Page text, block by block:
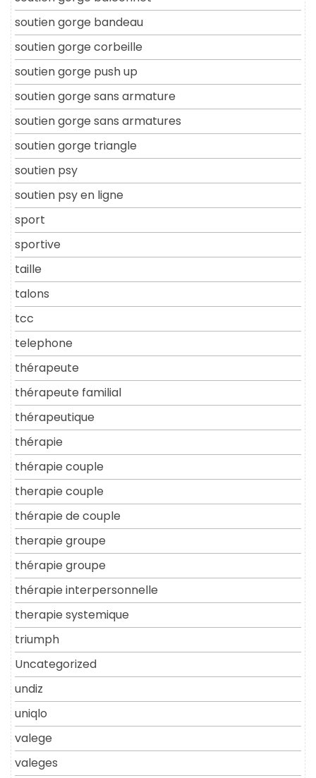
soutien gorge bandeau
soutien gorge corbeille
soutien gorge push up
soutien gorge sans armature
soutien gorge sans armatures
soutien gorge triangle
soutien psy
soutien psy en ligne
sport
sportive
taille
talons
tcc
telephone
thérapeute
thérapeute familial
thérapeutique
thérapie
thérapie couple
therapie couple
thérapie de couple
therapie groupe
thérapie groupe
thérapie interpersonnelle
therapie systemique
triumph
Uncategorized
undiz
uniqlo
valege
valeges